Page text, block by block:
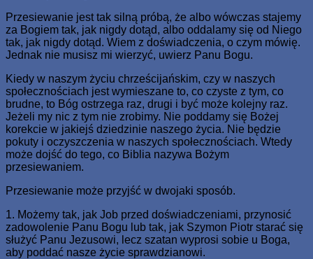
Przesiewanie jest tak silną próbą, że albo wówczas stajemy
za Bogiem tak, jak nigdy dotąd, albo oddalamy się od Niego
tak, jak nigdy dotąd. Wiem z doświadczenia, o czym mówię.
Jednak nie musisz mi wierzyć, uwierz Panu Bogu.
Kiedy w naszym życiu chrześcijańskim, czy w naszych
społecznościach jest wymieszane to, co czyste z tym, co
brudne, to Bóg ostrzega raz, drugi i być może kolejny raz.
Jeżeli my nic z tym nie zrobimy. Nie poddamy się Bożej
korekcie w jakiejś dziedzinie naszego życia. Nie będzie
pokuty i oczyszczenia w naszych społecznościach. Wtedy
może dojść do tego, co Biblia nazywa Bożym
przesiewaniem.
Przesiewanie może przyjść w dwojaki sposób.
1. Możemy tak, jak Job przed doświadczeniami, przynosić
zadowolenie Panu Bogu lub tak, jak Szymon Piotr starać się
służyć Panu Jezusowi, lecz szatan wyprosi sobie u Boga,
aby poddać nasze życie sprawdzianowi.